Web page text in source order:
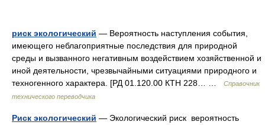
риск экологический — Вероятность наступления события,
имеющего неблагоприятные последствия для природной
среды и вызванного негативным воздействием хозяйственной и
иной деятельности, чрезвычайными ситуациями природного и
техногенного характера. [РД 01.120.00 КТН 228… …
Справочник
технического переводчика
Риск экологический — Экологический риск вероятность